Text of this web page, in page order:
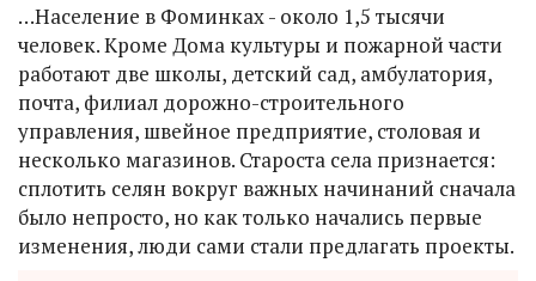
…Население в Фоминках - около 1,5 тысячи
человек. Кроме Дома культуры и пожарной части
работают две школы, детский сад, амбулатория,
почта, филиал дорожно-строительного
управления, швейное предприятие, столовая и
несколько магазинов. Староста села признается:
сплотить селян вокруг важных начинаний сначала
было непросто, но как только начались первые
изменения, люди сами стали предлагать проекты.